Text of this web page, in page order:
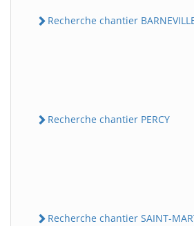
Recherche chantier
Recherche chantier PERCY
Recherche chantier SAINT-